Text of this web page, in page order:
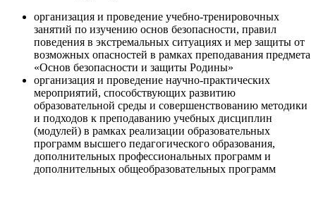
организация и проведение учебно-тренировочных
занятий по изучению основ безопасности, правил
поведения в экстремальных ситуациях и мер защиты от
возможных опасностей в рамках преподавания предмета
«Основ безопасности и защиты Родины»
организация и проведение научно-практических
мероприятий, способствующих развитию
образовательной среды и совершенствованию методики
и подходов к преподаванию учебных дисциплин
(модулей) в рамках реализации образовательных
программ высшего педагогического образования,
дополнительных профессиональных программ и
дополнительных общеобразовательных программ